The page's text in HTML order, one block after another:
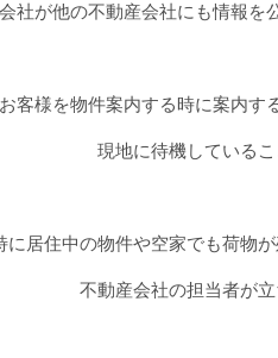
社が他の不動産会社にも情報を
お客様を物件案内する時に案内す
現地に待機しているこ
に居住中の物件や空家でも荷物
不動産会社の担当者が立